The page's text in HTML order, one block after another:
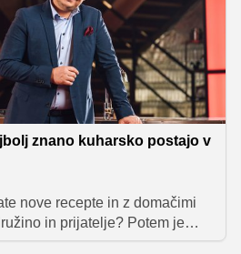
znano kuharsko postajo v
nove recepte in z domačimi
in prijatelje? Potem je
korak. Prijave v novo sezono